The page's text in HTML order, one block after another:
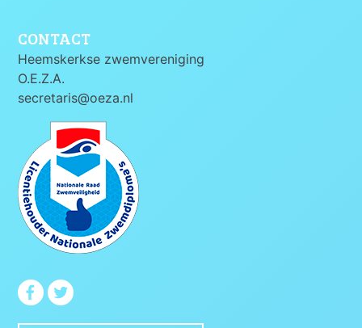
CONTACT
Heemskerkse zwemvereniging
O.E.Z.A.
secretaris@oeza.nl